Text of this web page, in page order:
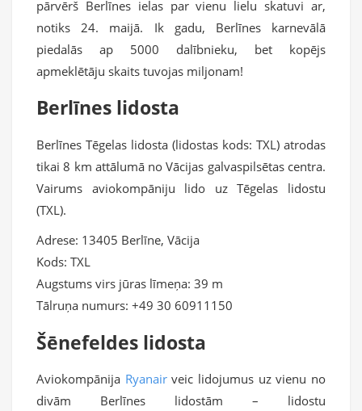
pārvērš Berlīnes ielas par vienu lielu skatuvi ar,
notiks 24. maijā. Ik gadu, Berlīnes karnevālā
piedalās ap 5000 dalībnieku, bet kopējs
apmeklētāju skaits tuvojas miljonam!
Berlīnes lidosta
Berlīnes Tēgelas lidosta (lidostas kods: TXL) atrodas
tikai 8 km attālumā no Vācijas galvaspilsētas centra.
Vairums aviokompāniju lido uz Tēgelas lidostu
(TXL).
Adrese: 13405 Berlīne, Vācija
Kods: TXL
Augstums virs jūras līmeņa: 39 m
Tālruņa numurs: +49 30 60911150
Šēnefeldes lidosta
Aviokompānija Ryanairveic lidojumus uz vienu no
divām Berlīnes lidostām – lidostu